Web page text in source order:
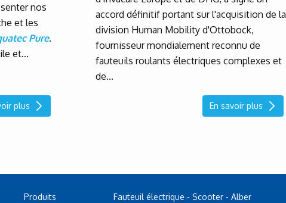
nos
et les
Pure.
et...
plus
accord définitif portant sur l'acquisition de la
division Human Mobility d'Ottobock,
fournisseur mondialement reconnu de
fauteuils roulants électriques complexes et
de...
En savoir plus
Produits
Fauteuil électrique - Scooter - Alber